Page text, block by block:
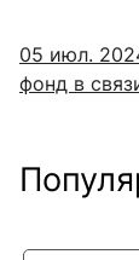
05 июл.
фонд в